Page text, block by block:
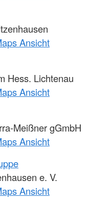
Ansicht
Hess. Lichtenau
Ansicht
Meißner gGmbH
Ansicht
e. V.
Ansicht